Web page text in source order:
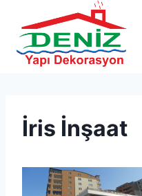
İris İnşaat